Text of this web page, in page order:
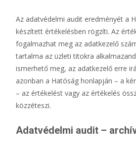
Az adatvédelmi audit eredményét a
készített értékelésben rögzíti. Az
fogalmazhat meg az adatkezelő
tartalma az üzleti titokra
ismerhető meg, az adatkezelő erre
azonban a Hatóság honlapján – a
– az értékelést vagy az értékelés
közzéteszi.
Adatvédelmi audit –